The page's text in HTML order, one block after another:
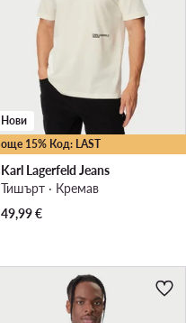
още 15% Код: LAST
Нови
Karl Lagerfeld Jeans
Тишърт · Кремав
49,99€